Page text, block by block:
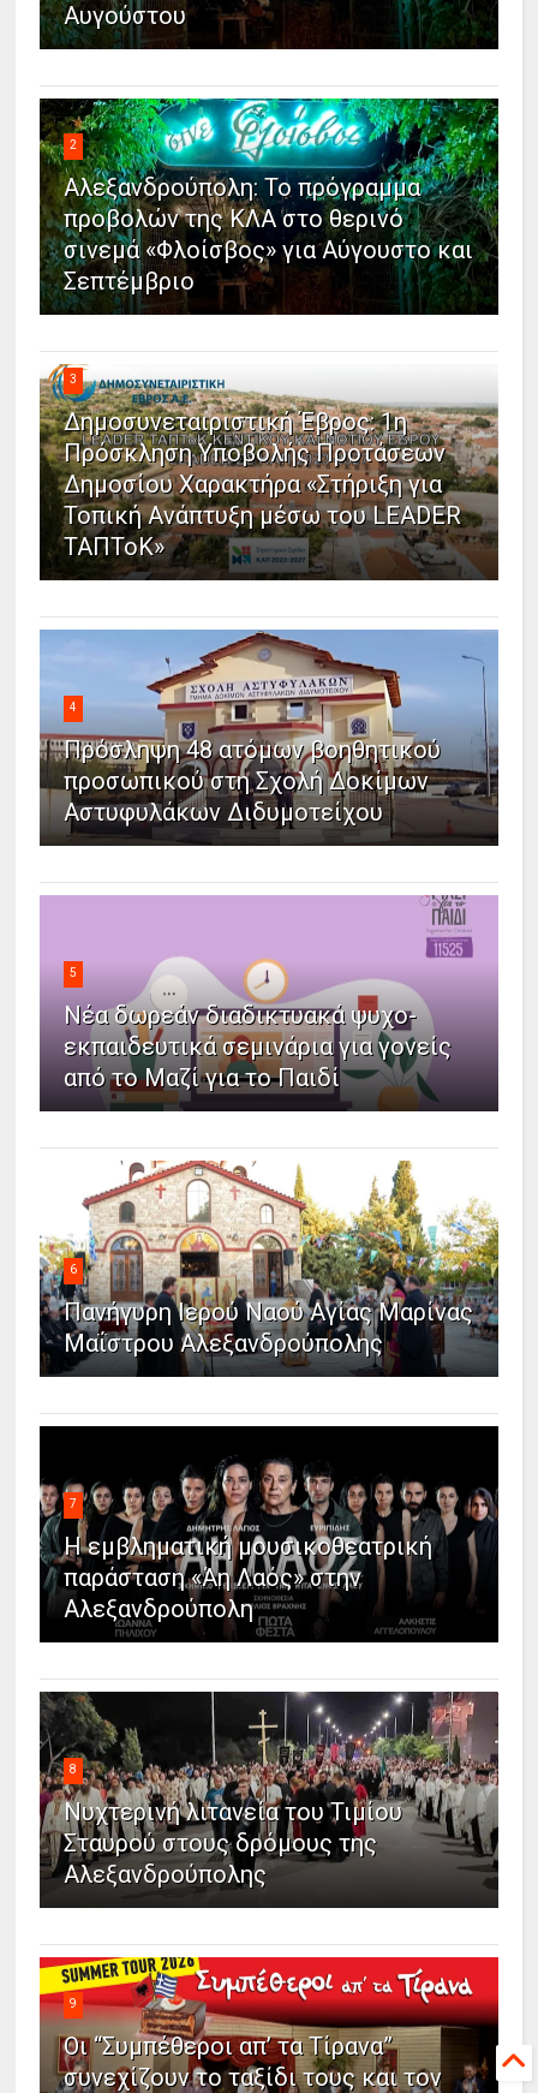
Αυγούστου
2
Αλεξανδρούπολη: Το πρόγραμμα
προβολών της ΚΛΑ στο θερινό
σινεμά «Φλοίσβος» για Αύγουστο και
Σεπτέμβριο
3
Δημοσυνεταιριστική Έβρος: 1η
Πρόσκληση Υποβολής Προτάσεων
Δημοσίου Χαρακτήρα «Στήριξη για
Τοπική Ανάπτυξη μέσω του LEADER
ΤΑΠΤοΚ»
4
Πρόσληψη 48 ατόμων βοηθητικού
προσωπικού στη Σχολή Δοκίμων
Αστυφυλάκων Διδυμοτείχου
5
Νέα δωρεάν διαδικτυακά ψυχο-
εκπαιδευτικά σεμινάρια για γονείς
από το Μαζί για το Παιδί
6
Πανήγυρη Ιερού Ναού Αγίας Μαρίνας
Μαΐστρου Αλεξανδρούπολης
7
Η εμβληματική μουσικοθεατρική
παράσταση «Άη Λαός» στην
Αλεξανδρούπολη
8
Νυχτερινή λιτανεία του Τιμίου
Σταυρού στους δρόμους της
Αλεξανδρούπολης
9
Οι “Συμπέθεροι απ’ τα Τίρανα”
συνεχίζουν το ταξίδι τους και τον